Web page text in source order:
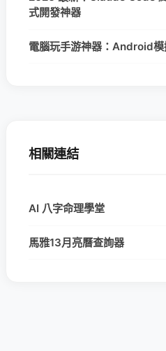
式開發神器
電腦玩手游神器：Android
相關連結
AI 八字命理學堂
馬雅13月亮曆查詢器